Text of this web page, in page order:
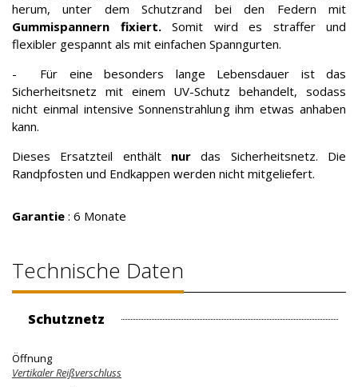
herum, unter dem Schutzrand bei den Federn mit
Gummispannern fixiert.Somit wird es straffer und
flexibler gespannt als mit einfachen Spanngurten.
- Für eine besonders lange Lebensdauer ist das
Sicherheitsnetz mit einem UV-Schutz behandelt, sodass
nicht einmal intensive Sonnenstrahlung ihm etwas anhaben
kann.
Dieses Ersatzteil enthält nur das Sicherheitsnetz. Die
Randpfosten und Endkappen werden nicht mitgeliefert.
Garantie : 6 Monate
Technische Daten
Schutznetz
Öffnung
Vertikaler Reißverschluss